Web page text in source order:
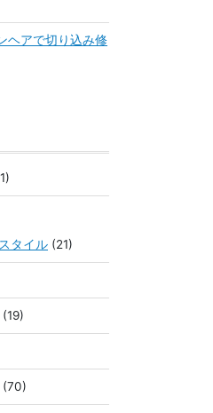
ヘアで切り込み修
タイル (21)
(19)
(70)